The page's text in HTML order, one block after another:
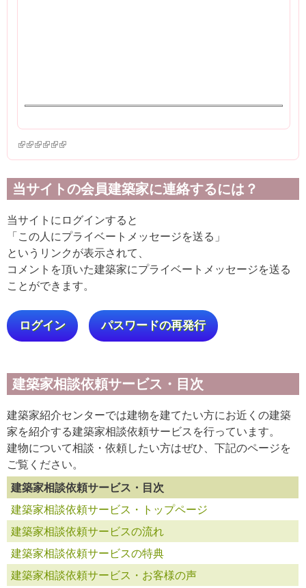
(link is external)
(link is external)
(link is external)
(link is external)
(link is external)
(link is external)
当サイトの会員建築家に連絡するには？
当サイトにログインすると
「この人にプライベートメッセージを送る」
というリンクが表示されて、
コメントを頂いた建築家にプライベートメッセージを送る
ことができます。
ログイン パスワードの再発行
建築家相談依頼サービス・目次
建築家紹介センターでは建物を建てたい方にお近くの建築
家を紹介する建築家相談依頼サービスを行っています。
建物について相談・依頼したい方はぜひ、下記のページを
ご覧ください。
建築家相談依頼サービス・目次
建築家相談依頼サービス・トップページ
建築家相談依頼サービスの流れ
建築家相談依頼サービスの特典
建築家相談依頼サービス・お客様の声